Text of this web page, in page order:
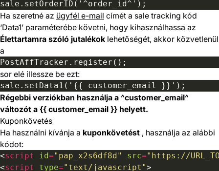
Ha szeretné az ügyfél e-mail címét a sale tracking kód
‘Data1’ paraméterébe követni, hogy kihasználhassa az
Élettartamra szóló jutalékok lehetőségét, akkor közvetlenül
a
sor elé illessze be ezt:
Régebbi verziókban használja a ^customer_email^
változót a {{ customer_email }} helyett.
Kuponkövetés
Ha használni kívánja a kuponkövetést , használja az alábbi
kódot:
<script id="pap_x2s6df8d" src="https://
<script type="text/javascript"